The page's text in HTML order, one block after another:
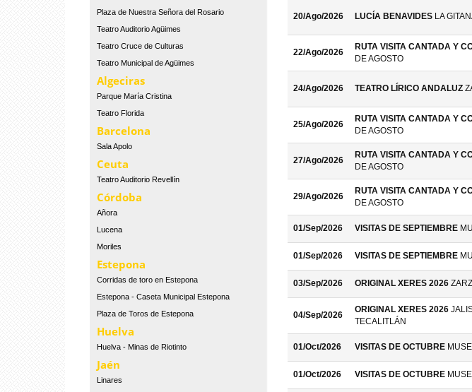
Plaza de Nuestra Señora del Rosario
Teatro Auditorio Agüimes
Teatro Cruce de Culturas
Teatro Municipal de Agüimes
Algeciras
Parque María Cristina
Teatro Florida
Barcelona
Sala Apolo
Ceuta
Teatro Auditorio Revellín
Córdoba
Añora
Lucena
Moriles
Estepona
Corridas de toro en Estepona
Estepona - Caseta Municipal Estepona
Plaza de Toros de Estepona
Huelva
Huelva - Minas de Riotinto
Jaén
Linares
20/Ago/2026 LUCÍA BENAVIDES LA
22/Ago/2026
RUTA VISITA CANTADA Y
DE AGOSTO
24/Ago/2026 TEATRO LÍRICO ANDALUZ
25/Ago/2026
RUTA VISITA CANTADA Y
DE AGOSTO
27/Ago/2026
RUTA VISITA CANTADA Y
DE AGOSTO
29/Ago/2026
RUTA VISITA CANTADA Y
DE AGOSTO
01/Sep/2026 VISITAS DE SEPTIEMBRE
01/Sep/2026 VISITAS DE SEPTIEMBRE
03/Sep/2026 ORIGINAL XERES 2026
04/Sep/2026
ORIGINAL XERES 2026
TECALITLÁN
01/Oct/2026 VISITAS DE OCTUBRE
01/Oct/2026 VISITAS DE OCTUBRE